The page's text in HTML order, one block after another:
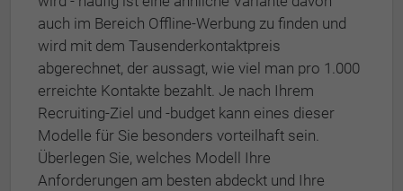
auch im Bereich Offline-Werbung zu finden und
wird mit dem Tausenderkontaktpreis
abgerechnet, der aussagt, wie viel man pro 1.000
erreichte Kontakte bezahlt. Je nach Ihrem
Recruiting-Ziel und -budget kann eines dieser
Modelle für Sie besonders vorteilhaft sein.
Überlegen Sie, welches Modell Ihre
Anforderungen am besten abdeckt und Ihre